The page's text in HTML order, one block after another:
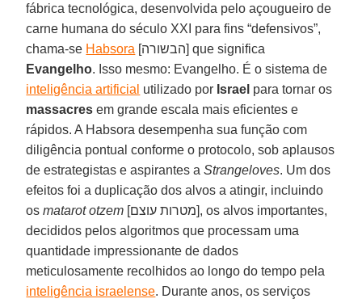
fábrica tecnológica, desenvolvida pelo açougueiro de
carne humana do século XXI para fins “defensivos”,
chama-se Habsora
[הבשורה] que significa
Evangelho. Isso mesmo: Evangelho. É o sistema de
inteligência artificial utilizado por Israel para tornar os
massacres em grande escala mais eficientes e
rápidos. A Habsora desempenha sua função com
diligência pontual conforme o protocolo, sob aplausos
de estrategistas e aspirantes aStrangeloves. Um dos
efeitos foi a duplicação dos alvos a atingir, incluindo
osmatarot otzem [מטרות עוצם], os alvos importantes,
decididos pelos algoritmos que processam uma
quantidade impressionante de dados
meticulosamente recolhidos ao longo do tempo pela
inteligência israelense. Durante anos, os serviços